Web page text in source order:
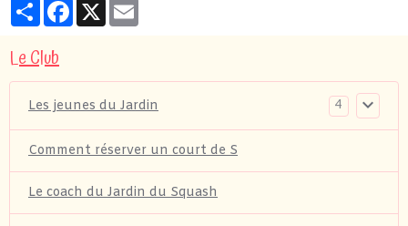
PartagerFacebook
X
Le Club
Les jeunes du Jardin 4
Comment réserver un court de S
Le coach du Jardin du Squash